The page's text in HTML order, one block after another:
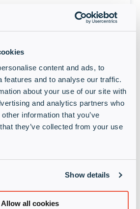
content and ads, to
features and to analyse our traffic.
about your use of our site with
and analytics partners who
information that you’ve
they’ve collected from your use
Show details
Allow all cookies
Treffpunkt auf dem
und zum Restaurant
Treffpunkt auf dem
Registrierung per E-Mail.